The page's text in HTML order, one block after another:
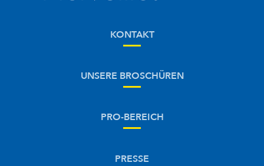
KONTAKT
UNSERE BROSCHÜREN
PRO-BEREICH
PRESSE